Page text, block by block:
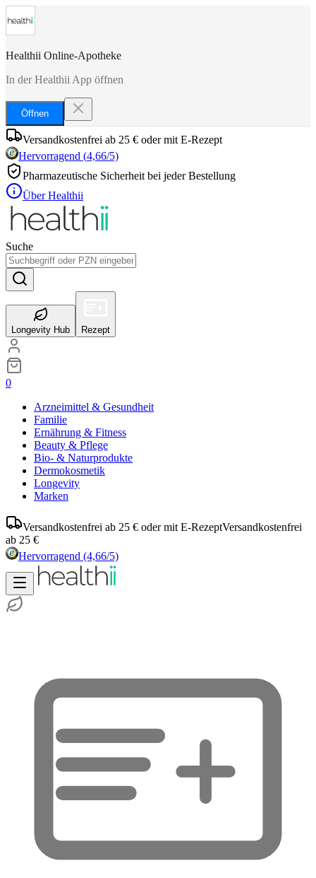
Healthii Online-Apotheke
In der Healthii App öffnen
Öffnen
Versandkostenfrei ab 25 € oder mit E-Rezept
Hervorragend (4,66/5)
Pharmazeutische Sicherheit bei jeder Bestellung
Über Healthii
Suche
Longevity Hub Rezept
0
Arzneimittel & Gesundheit
Familie
Ernährung & Fitness
Beauty & Pflege
Bio- & Naturprodukte
Dermokosmetik
Longevity
Marken
Versandkostenfrei ab 25 € oder mit E-RezeptVersandkostenfrei
ab 25 €
Hervorragend (4,66/5)